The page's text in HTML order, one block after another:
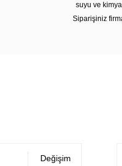
suyu ve
Siparişiniz
Değişim